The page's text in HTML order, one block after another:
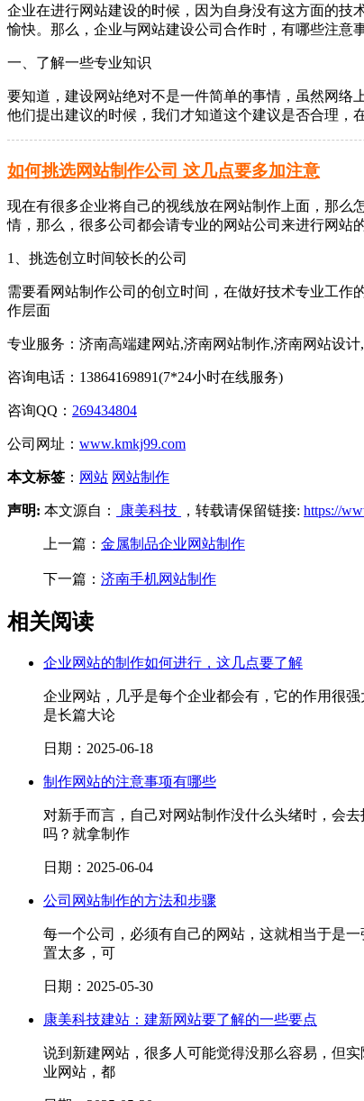
企业在进行网站建设的时候，因为自身没有这方面的技
愉快。那么，企业与网站建设公司合作时，有哪些注意
一、了解一些专业知识
要知道，建设网站绝对不是一件简单的事情，虽然网
他们提出建议的时候，我们才知道这个建议是否合理，
如何挑选网站制作公司 这几点要多加注意
现在有很多企业将自己的视线放在网站制作上面，那么
情，那么，很多公司都会请专业的网站公司来进行网站
1、挑选创立时间较长的公司
需要看网站制作公司的创立时间，在做好技术专业工作
作层面
专业服务：济南高端建网站,济南网站制作,济南网站设计
咨询电话：13864169891(7*24小时在线服务)
咨询QQ： 269434804
公司网址： www.kmkj99.com
本文标签 ： 网站 网站制作
声明: 本文源自： 康美科技 ，转载请保留链接: https://
上一篇： 金属制品企业网站制作
下一篇： 济南手机网站制作
相关阅读
企业网站的制作如何进行，这几点要了解
企业网站，几乎是每个企业都会有，它的作用很
是长篇大论
日期：2025-06-18
制作网站的注意事项有哪些
对新手而言，自己对网站制作没什么头绪时，会
吗？就拿制作
日期：2025-06-04
公司网站制作的方法和步骤
每一个公司，必须有自己的网站，这就相当于是
置太多，可
日期：2025-05-30
康美科技建站：建新网站要了解的一些要点
说到新建网站，很多人可能觉得没那么容易，但
业网站，都